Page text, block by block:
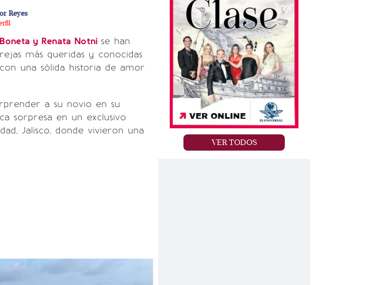
Reyes
y Renata Notni se han
más queridas y conocidas
una sólida historia de amor
a su novio en su
sorpresa en un exclusivo
Jalisco, donde vivieron una
VER TODOS